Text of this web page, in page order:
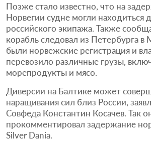
Позже стало известно, что на
Норвегии судне могли находиться
российского экипажа. Также
корабль следовал из Петербурга в
были норвежские регистрация и
перевозило различные грузы,
морепродукты и мясо.
Диверсии на Балтике может
наращивания сил близ России,
Совфеда Константин Косачев. Так
прокомментировал задержание
Silver Dania.